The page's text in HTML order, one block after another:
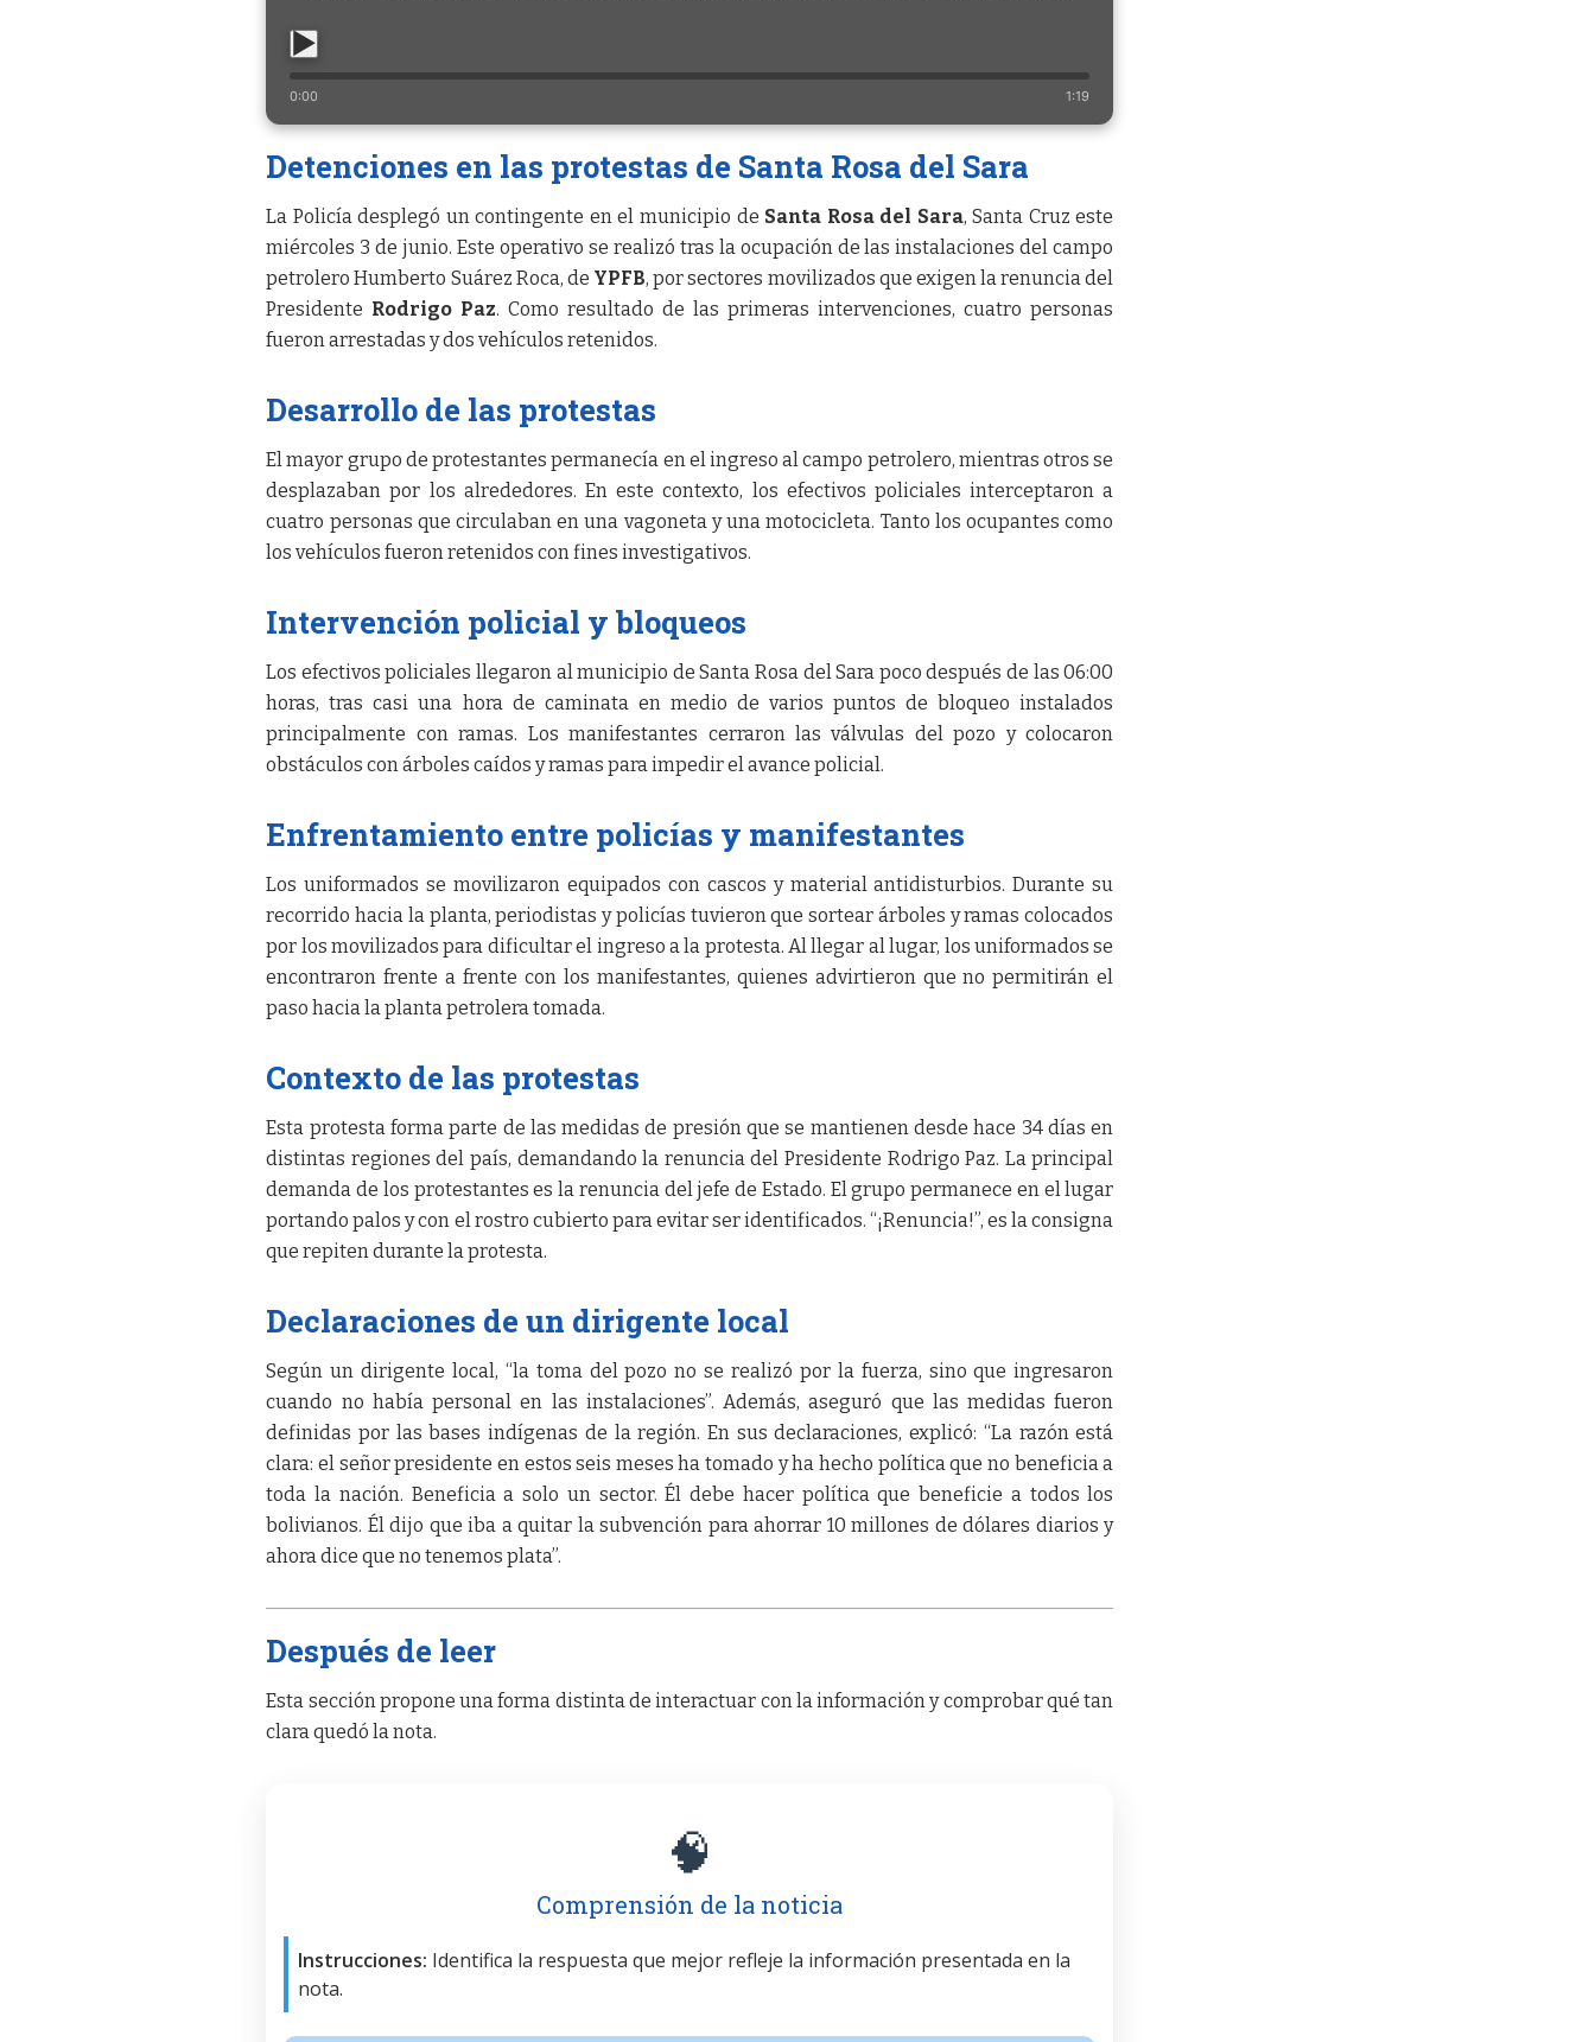
0:00 1:19
Detenciones en las protestas de Santa Rosa del Sara
La Policía desplegó un contingente en el municipio de Santa Rosa del Sara, Santa Cruz este
miércoles 3 de junio. Este operativo se realizó tras la ocupación de las instalaciones del campo
petrolero Humberto Suárez Roca, de YPFB, por sectores movilizados que exigen la renuncia del
Presidente Rodrigo Paz. Como resultado de las primeras intervenciones, cuatro personas
fueron arrestadas y dos vehículos retenidos.
Desarrollo de las protestas
El mayor grupo de protestantes permanecía en el ingreso al campo petrolero, mientras otros se
desplazaban por los alrededores. En este contexto, los efectivos policiales interceptaron a
cuatro personas que circulaban en una vagoneta y una motocicleta. Tanto los ocupantes como
los vehículos fueron retenidos con fines investigativos.
Intervención policial y bloqueos
Los efectivos policiales llegaron al municipio de Santa Rosa del Sara poco después de las 06:00
horas, tras casi una hora de caminata en medio de varios puntos de bloqueo instalados
principalmente con ramas. Los manifestantes cerraron las válvulas del pozo y colocaron
obstáculos con árboles caídos y ramas para impedir el avance policial.
Enfrentamiento entre policías y manifestantes
Los uniformados se movilizaron equipados con cascos y material antidisturbios. Durante su
recorrido hacia la planta, periodistas y policías tuvieron que sortear árboles y ramas colocados
por los movilizados para dificultar el ingreso a la protesta. Al llegar al lugar, los uniformados se
encontraron frente a frente con los manifestantes, quienes advirtieron que no permitirán el
paso hacia la planta petrolera tomada.
Contexto de las protestas
Esta protesta forma parte de las medidas de presión que se mantienen desde hace 34 días en
distintas regiones del país, demandando la renuncia del Presidente Rodrigo Paz. La principal
demanda de los protestantes es la renuncia del jefe de Estado. El grupo permanece en el lugar
portando palos y con el rostro cubierto para evitar ser identificados. “¡Renuncia!”, es la consigna
que repiten durante la protesta.
Declaraciones de un dirigente local
Según un dirigente local, “la toma del pozo no se realizó por la fuerza, sino que ingresaron
cuando no había personal en las instalaciones”. Además, aseguró que las medidas fueron
definidas por las bases indígenas de la región. En sus declaraciones, explicó: “La razón está
clara: el señor presidente en estos seis meses ha tomado y ha hecho política que no beneficia a
toda la nación. Beneficia a solo un sector. Él debe hacer política que beneficie a todos los
bolivianos. Él dijo que iba a quitar la subvención para ahorrar 10 millones de dólares diarios y
ahora dice que no tenemos plata”.
Después de leer
Esta sección propone una forma distinta de interactuar con la información y comprobar qué tan
clara quedó la nota.
🧠
Comprensión de la noticia
Instrucciones: Identifica la respuesta que mejor refleje la información presentada en la
nota.